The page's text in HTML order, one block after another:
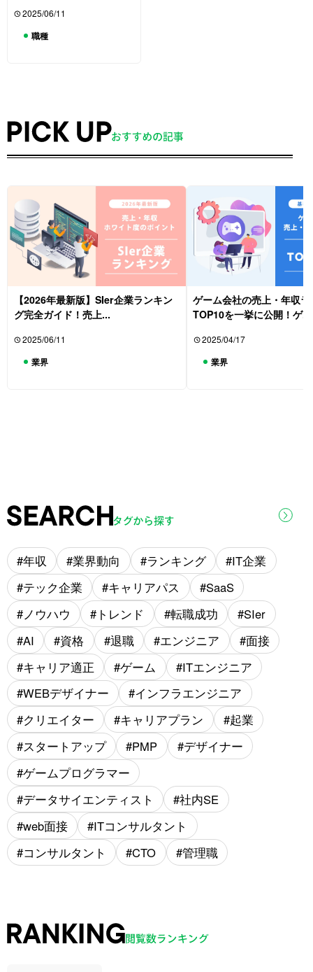
2025/06/11
職種
【2026年最新版】SIer企業ランキン
グ完全ガイド！売上...
2025/06/11
業界
ゲーム会社の売上・年収
TOP10を一挙に公開！ゲ...
2025/04/17
業界
年収 業界動向 ランキング
IT企業
テック企業
キャリアパス
SaaS
ノウハウ
トレンド 転職成功
SIer
AI
資格 退職 エンジニア
面接
キャリア適正
ゲーム
ITエンジニア
WEBデザイナー
インフラエンジニア
クリエイター
キャリアプラン
起業
スタートアップ
PMP
デザイナー
ゲームプログラマー
データサイエンティスト
社内SE
web面接
ITコンサルタント
コンサルタント
CTO 管理職